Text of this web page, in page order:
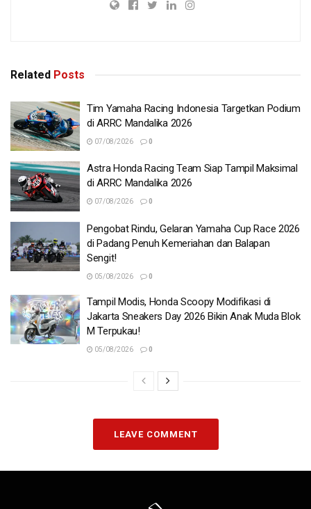
Related Posts
Tim Yamaha Racing Indonesia Targetkan Podium
di ARRC Mandalika 2026
07/08/2026 0
Astra Honda Racing Team Siap Tampil Maksimal
di ARRC Mandalika 2026
07/08/2026 0
Pengobat Rindu, Gelaran Yamaha Cup Race 2026
di Padang Penuh Kemeriahan dan Balapan
Sengit!
05/08/2026 0
Tampil Modis, Honda Scoopy Modifikasi di
Jakarta Sneakers Day 2026 Bikin Anak Muda Blok
M Terpukau!
05/08/2026 0
LEAVE COMMENT